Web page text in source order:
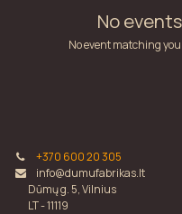
No
No event matching
+370 600 20 305
info@dumufabrikas.lt
Dūmų g. 5, Vilnius
LT - 11119